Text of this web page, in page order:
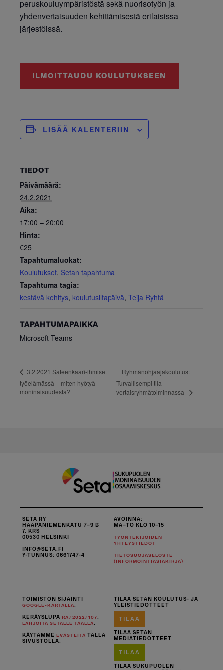
peruskouluympäristöstä sekä nuorisotyön ja
yhdenvertaisuuden kehittämisestä erilaisissa
järjestöissä.
ILMOITTAUDU KOULUTUKSEEN
LISÄÄ KALENTERIIN
TIEDOT
Päivämäärä:
24.2.2021
Aika:
17:00 – 20:00
Hinta:
€25
Tapahtumaluokat:
Koulutukset, Setan tapahtuma
Tapahtuma tagia:
kestävä kehitys, koulutusiltapäivä, Teija Ryhtä
TAPAHTUMAPAIKKA
Microsoft Teams
3.2.2021 Sateenkaari-ihmiset
työelämässä – miten hyötyä
moninaisuudesta?
Ryhmänohjaajakoulutus:
Turvallisempi tila
vertaisryhmätoiminnassa
SETA RY
HAAPANIEMENKATU 7–9 B
7. KRS
00530 HELSINKI
INFO@SETA.FI
Y-TUNNUS: 0661747-4
AVOINNA:
MA–TO KLO 10–15
TYÖNTEKIJÖIDEN
YHTEYSTIEDOT
TIETOSUOJASELOSTE
(INFORMOINTIASIAKIRJA)
TOIMISTON SIJAINTI
GOOGLE-KARTALLA
KERÄYSLUPARA/2022/107
LAHJOITA SETALLE TÄÄLLÄ
KÄYTÄMMEEVÄSTEITÄ TÄLLÄ
SIVUSTOLLA.
TILAA SETAN KOULUTUS- JA
YLEISTIEDOTTEET
TILAA
TILAA SETAN
MEDIATIEDOTTEET
TILAA
TILAA SUKUPUOLEN